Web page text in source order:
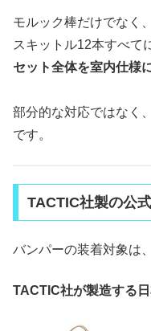
モルック棒だけでなく、
スキットル12本すべて
セット全体を室内仕様
部分的な対応ではなく
です。
TACTIC社製の公
バンパーの装着対象は、
TACTIC社が製造する